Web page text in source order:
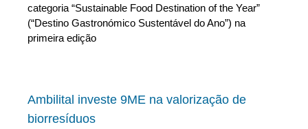
categoria “Sustainable Food Destination of the Year”
(“Destino Gastronómico Sustentável do Ano”) na
primeira edição
Ambilital investe 9ME na valorização de
biorresíduos